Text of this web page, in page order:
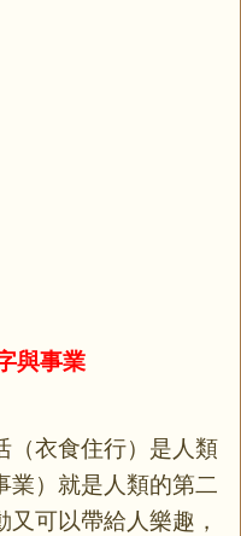
與事業
（衣食住行）是人類
業）就是人類的第二
可以帶給人樂趣，